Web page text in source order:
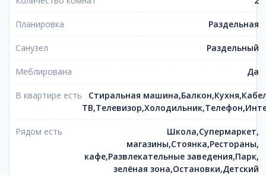
Планировка Раздельная
Санузел Раздельный
Меблирована Да
В квартире есть
Стиральная
Рядом есть
Школа,Супермаркет,
магазины,Стоянка,Рестораны,
кафе,Развлекательные заведения,Парк,
зелёная зона,Остановки,Детский